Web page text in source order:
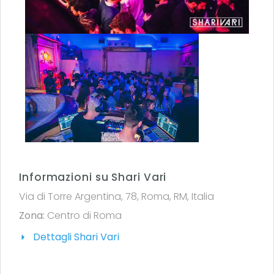
Informazioni su Shari Vari
Via di Torre Argentina, 78, Roma, RM, Italia
Zona: Centro di Roma
Dettagli Shari Vari